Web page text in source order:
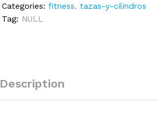
Categories:fitness,tazas-y-cilindros
Tag: NULL
Description